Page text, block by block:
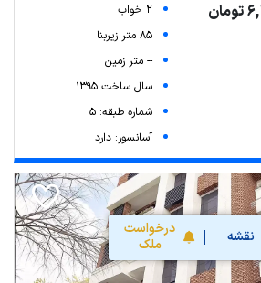
نقشه
درخواست
ملک
2 خواب
85 متر زیربنا
-- متر زمین
سال ساخت 1395
شماره طبقه: 5
آسانسور: دارد